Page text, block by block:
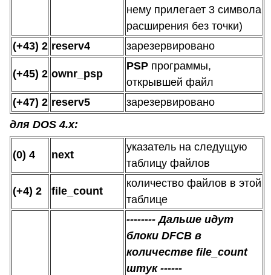
нему прилегает 3 символа
расширения без точки)
(+43) 2 reserv4 зарезервировано
(+45) 2 ownr_psp
PSP программы,
открывшей файл
(+47) 2 reserv5
зарезервировано
для DOS 4.х:
(0) 4 next
указатель на следущую
таблицу файлов
(+4) 2 file_count
количество файлов в этой
таблице
-------- Дальше идут
блоки DFCB в
количестве file_count
штук ------